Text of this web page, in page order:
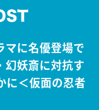
マに名優登場で
幻妖斎に対抗す
に＜仮面の忍者